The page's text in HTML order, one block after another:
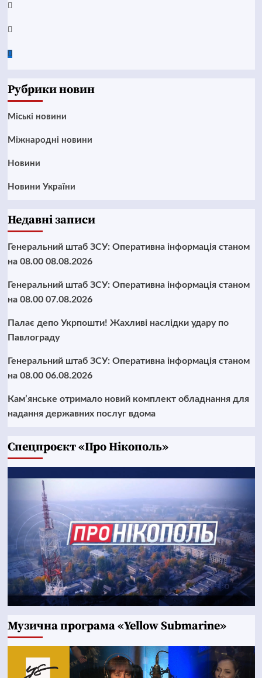
Instagram
Twitter
Google
Рубрики новин
Mіські новини
Міжнародні новини
Новини
Новини України
Недавні записи
Генеральний штаб ЗСУ: Оперативна інформація станом
на 08.00 08.08.2026
Генеральний штаб ЗСУ: Оперативна інформація станом
на 08.00 07.08.2026
Палає депо Укрпошти! Жахливі наслідки удару по
Павлограду
Генеральний штаб ЗСУ: Оперативна інформація станом
на 08.00 06.08.2026
Кам’янське отримало новий комплект обладнання для
надання державних послуг вдома
Cпецпроєкт «Про Нікополь»
Музична програма «Yellow Submarine»